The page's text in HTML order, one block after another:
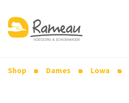
Shop Dames Lowa